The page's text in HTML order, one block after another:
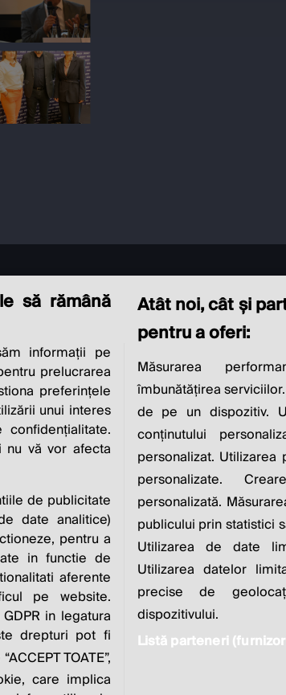
TO
Milton Friedman
de
Contact Publicitate
noi
să rămână
informații pe
prelucrarea
preferințele
unui interes
vă vor afecta
de publicitate
date analitice)
pentru a
in functie de
aferente
pe website.
in legatura
drepturi pot fi
TOATE”,
care implica
Atât noi, cât și
pentru a oferi:
Măsurarea
îmbunătățirea
de pe un dispozitiv.
conținutului
personalizat.
personalizate.
personalizată.
publicului prin statistici
Utilizarea de date
Utilizarea datelor
precise de
dispozitivului.
Listă parteneri